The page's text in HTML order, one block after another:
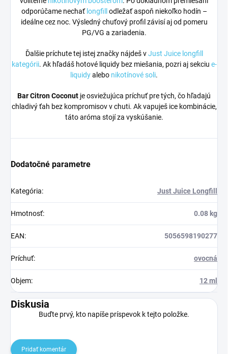
odporúčame nechať longfill
odležať aspoň niekoľko hodín –
ideálne cez noc. Výsledný chuťový profil závisí aj od pomeru
PG/VG a zariadenia.
Ďalšie príchute tej istej značky nájdeš vJust Juice longfill
kategórii. Ak hľadáš hotové liquidy bez miešania, pozri aj sekciu e-
liquidyalebo nikotínové soli.
Bar Citron Coconut je osviežujúca príchuť pre tých, čo hľadajú
chladivý ťah bez kompromisov v chuti. Ak vapuješ ice kombinácie,
táto aróma stojí za vyskúšanie.
Dodatočné parametre
Kategória: Just Juice Longfill
Hmotnosť: 0.08 kg
EAN: 5056598190277
Príchuť: ovocná
Objem: 12 ml
Diskusia
Buďte prvý, kto napíše príspevok k tejto položke.
Pridať komentár